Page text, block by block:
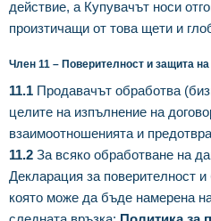
действие, а Купувачът носи
произтичащи от това щети и
Член 11 – Поверителност и защита
11.1 Продавачът обработва
целите на изпълнение на
взаимоотношенията и
11.2 За всяко обработване на
Декларация за поверителност
която може да бъде намерена